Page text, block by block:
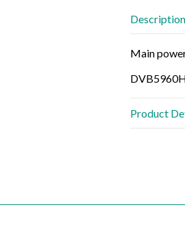
Description
Main
Product